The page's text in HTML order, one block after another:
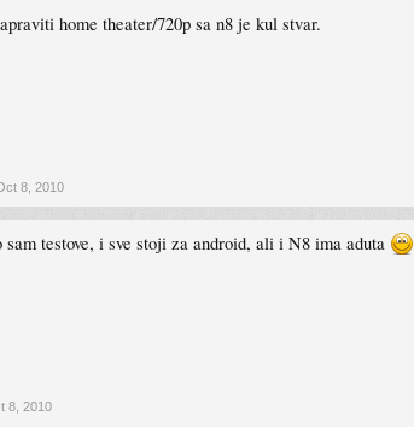
home theater/720p sa n8 je kul stvar.
8, 2010
sam testove, i sve stoji za android, ali i N8 ima aduta
8, 2010